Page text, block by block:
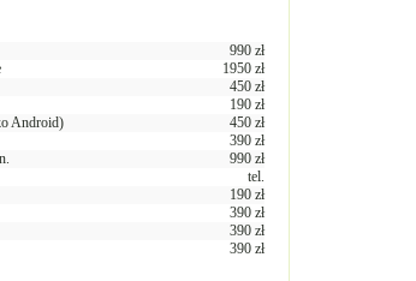
990 zł
1950 zł
450 zł
190 zł
Android)
450 zł
390 zł
990 zł
tel.
190 zł
390 zł
390 zł
390 zł